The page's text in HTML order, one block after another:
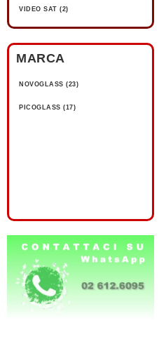
VIDEO SAT (2)
MARCA
NOVOGLASS (23)
PICOGLASS (17)